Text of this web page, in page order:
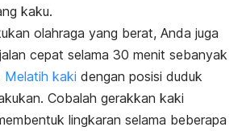
kaku.
olahraga yang berat, Anda juga
cepat selama 30 menit sebanyak
Melatih kaki dengan posisi duduk
Cobalah gerakkan kaki
lingkaran selama beberapa